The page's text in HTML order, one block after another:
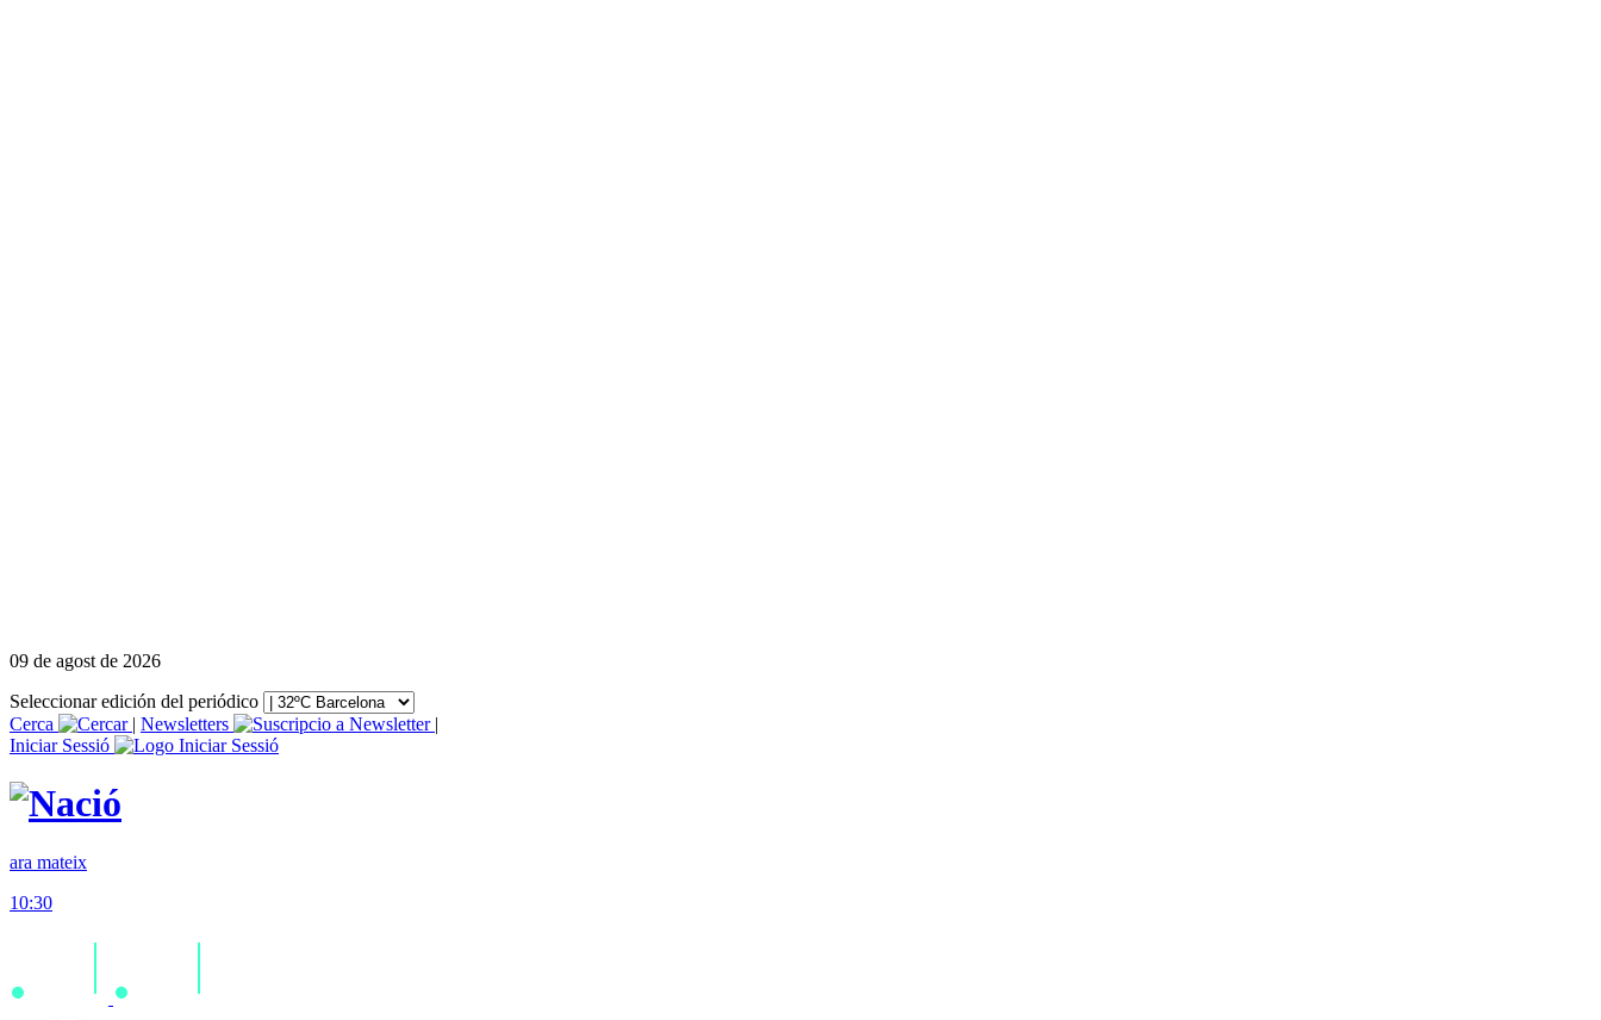
09 de agost de 2026
Seleccionar edición del periódico
Cerca
| Newsletters
|
Iniciar Sessió
ara mateix
10:30